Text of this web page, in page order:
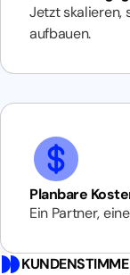
Jetzt skalieren,
aufbauen.
Planbare
Ein Partner,
KUNDENSTIMME